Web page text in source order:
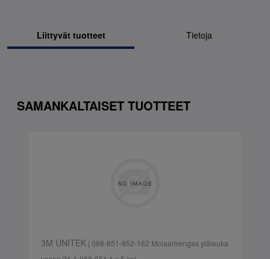
Liittyvät tuotteet Tietoja
SAMANKALTAISET TUOTTEET
3M UNITEK| 068-851-952-162 Molaarirengas yläleuka